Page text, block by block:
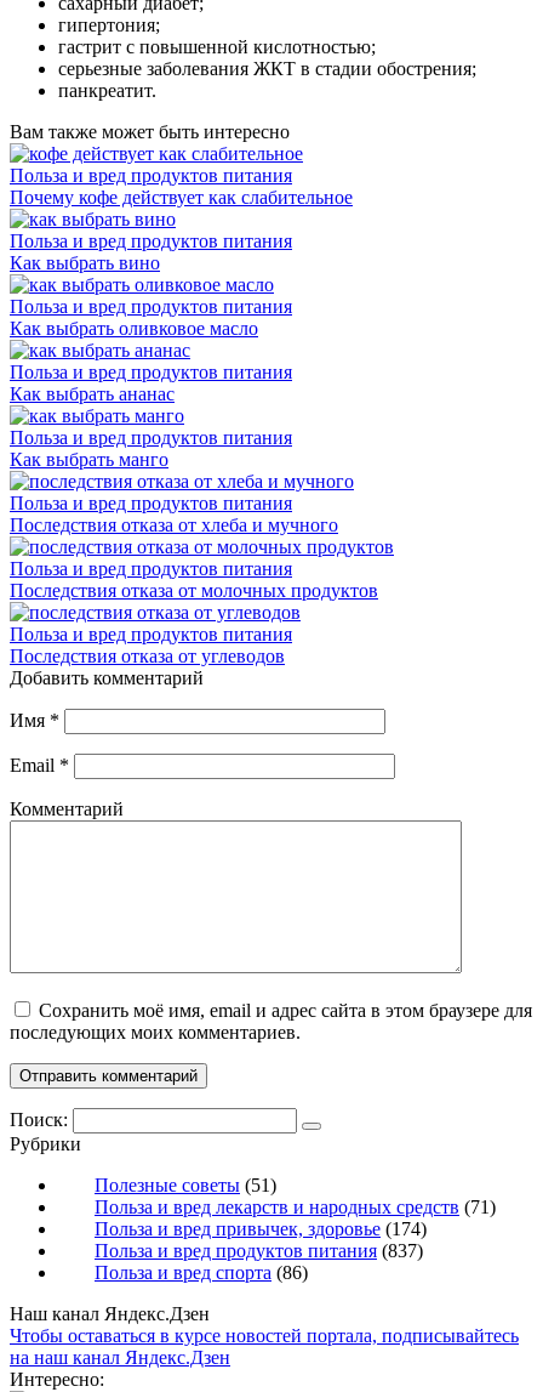
гипертония;
гастрит с повышенной кислотностью;
серьезные заболевания ЖКТ в стадии обострения;
панкреатит.
Вам также может быть интересно
Польза и вред продуктов питания
Почему кофе действует как слабительное
Польза и вред продуктов питания
Как выбрать вино
Польза и вред продуктов питания
Как выбрать оливковое масло
Польза и вред продуктов питания
Как выбрать ананас
Польза и вред продуктов питания
Как выбрать манго
Польза и вред продуктов питания
Последствия отказа от хлеба и мучного
Польза и вред продуктов питания
Последствия отказа от молочных продуктов
Польза и вред продуктов питания
Последствия отказа от углеводов
Добавить комментарий
Имя *
Email *
Комментарий
Сохранить моё имя, email и адрес сайта в этом браузере для
последующих моих комментариев.
Поиск:
Рубрики
Полезные советы (51)
Польза и вред лекарств и народных средств (71)
Польза и вред привычек, здоровье (174)
Польза и вред продуктов питания (837)
Польза и вред спорта (86)
Наш канал Яндекс.Дзен
Чтобы оставаться в курсе новостей портала, подписывайтесь
на наш канал Яндекс.Дзен
Интересно: